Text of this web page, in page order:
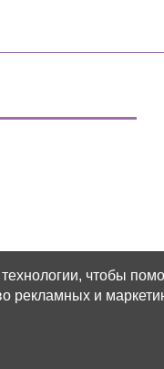
чтобы
рекламных и